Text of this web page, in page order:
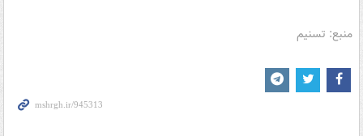
منبع: تسنیم